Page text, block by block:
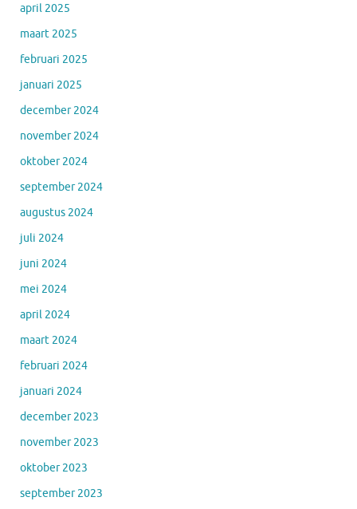
april 2025
maart 2025
februari 2025
januari 2025
december 2024
november 2024
oktober 2024
september 2024
augustus 2024
juli 2024
juni 2024
mei 2024
april 2024
maart 2024
februari 2024
januari 2024
december 2023
november 2023
oktober 2023
september 2023